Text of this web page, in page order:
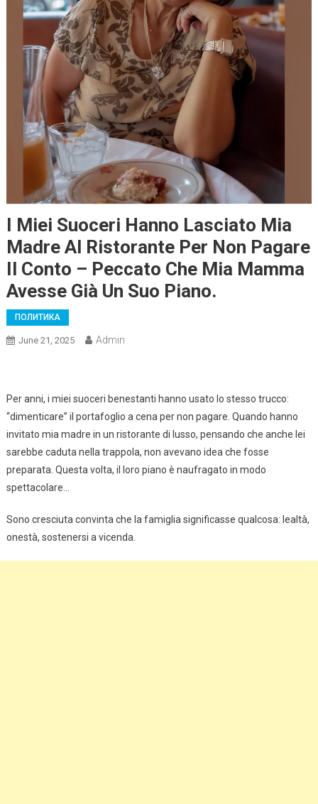
I Miei Suoceri Hanno Lasciato Mia
Madre Al Ristorante Per Non Pagare
Il Conto – Peccato Che Mia Mamma
Avesse Già Un Suo Piano.
ПОЛИТИКА
June 21, 2025 Admin
Per anni, i miei suoceri benestanti hanno usato lo stesso trucco:
“dimenticare” il portafoglio a cena per non pagare. Quando hanno
invitato mia madre in un ristorante di lusso, pensando che anche lei
sarebbe caduta nella trappola, non avevano idea che fosse
preparata. Questa volta, il loro piano è naufragato in modo
spettacolare…
Sono cresciuta convinta che la famiglia significasse qualcosa: lealtà,
onestà, sostenersi a vicenda.